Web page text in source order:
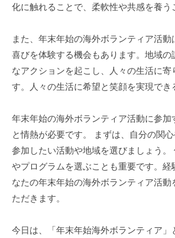
化に触れることで、柔軟性や共感を養う
また、年末年始の海外ボランティア活動
喜びを体験する機会もあります。地域の
なアクションを起こし、人々の生活に寄
す。人々の生活に希望と笑顔を実現でき
年末年始の海外ボランティア活動に参加
と情熱が必要です。 まずは、自分の関心
参加したい活動や地域を選びましょう。
やプログラムを選ぶことも重要です。経
なたの年末年始の海外ボランティア活動
ただきます。
今日は、「年末年始海外ボランティア」